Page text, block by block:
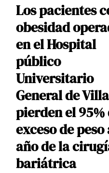
Los pacientes
obesidad
en el Hospital
público
Universitario
General de
pierden el 95%
exceso de peso
año de la
bariátrica